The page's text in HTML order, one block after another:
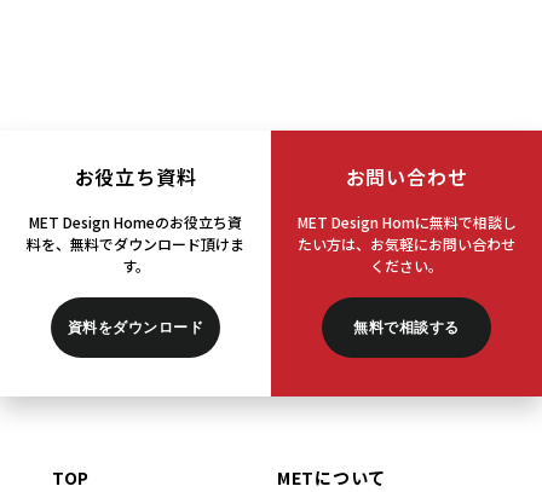
お役立ち資料
MET Design Homeのお役立ち資
料を、 無料でダウンロード頂けま
す。
資料をダウンロード
お問い合わせ
MET Design Homに無料で相談し
たい方は、 お気軽にお問い合わせ
ください。
無料で相談する
TOP METについて